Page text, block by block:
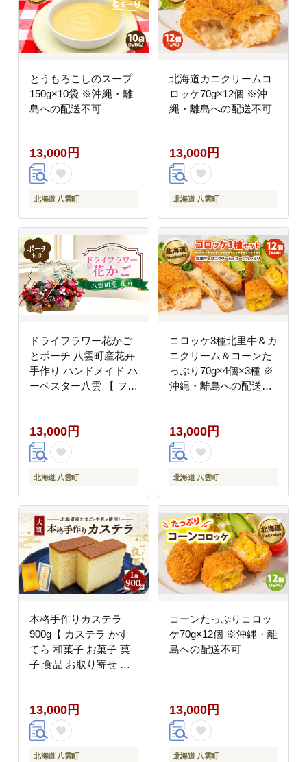
とうもろこしのスープ
150g×10袋 ※沖縄・離
島への配送不可
13,000円
北海道 八雲町
北海道カニクリームコ
ロッケ70g×12個 ※沖
縄・離島への配送不可
13,000円
北海道 八雲町
ドライフラワー花かご
とポーチ 八雲町産花卉
手作り ハンドメイド ハ
ーベスター八雲 【 フラ
父の日 クリスマス お祝
い 】
13,000円
北海道 八雲町
コロッケ3種北里牛＆カ
ニクリーム＆コーンた
っぷり70g×4個×3種 ※
沖縄・離島への配送不
13,000円
北海道 八雲町
本格手作りカステラ
900g【 カステラ かす
てら 和菓子 お菓子 菓
子 食品 お取り寄せ お
への配送不可
13,000円
北海道 八雲町
コーンたっぷりコロッ
ケ70g×12個 ※沖縄・離
島への配送不可
13,000円
北海道 八雲町